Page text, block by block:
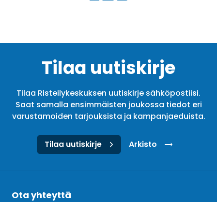
Tilaa uutiskirje
Tilaa Risteilykeskuksen uutiskirje sähköpostiisi.
Saat samalla ensimmäisten joukossa tiedot eri
varustamoiden tarjouksista ja kampanjaeduista.
Tilaa uutiskirje Arkisto
Ota yhteyttä